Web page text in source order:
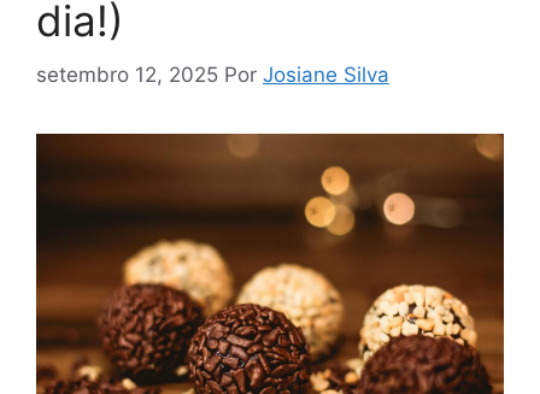
dia!)
setembro 12, 2025 Por Josiane Silva